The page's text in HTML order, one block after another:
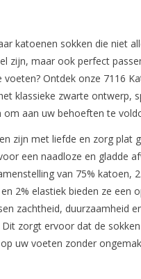
katoenen sokken die niet
zijn, maar ook perfect
voeten? Ontdek onze 7116
klassieke zwarte ontwerp,
om aan uw behoeften te
zijn met liefde en zorg plat
een naadloze en gladde
van 75% katoen,
2% elastiek bieden ze een
zachtheid, duurzaamheid
zorgt ervoor dat de
uw voeten zonder